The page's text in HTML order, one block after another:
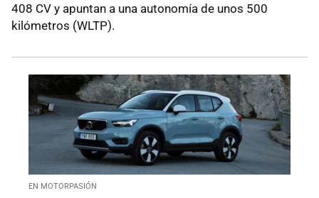
408 CV y apuntan a una autonomía de unos 500
kilómetros (WLTP).
EN MOTORPASIÓN